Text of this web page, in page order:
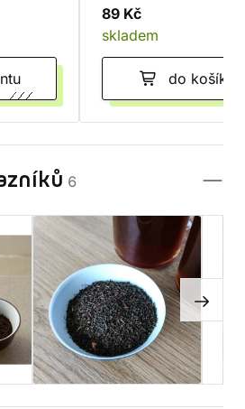
89 Kč
skladem
do košíku
6